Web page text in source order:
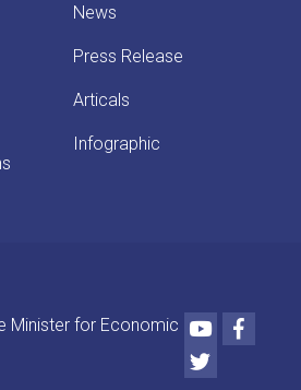
News
Press Release
Articals
Infographic
Minister for Economic
Youtube
Twitter